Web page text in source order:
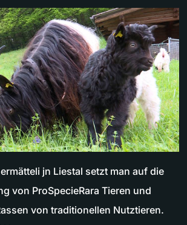
jn Liestal setzt man auf die
von ProSpecieRara Tieren und
von traditionellen Nutztieren.